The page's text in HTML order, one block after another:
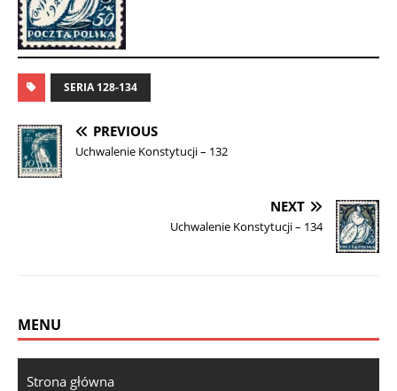
SERIA 128-134
PREVIOUS
Uchwalenie Konstytucji – 132
NEXT
Uchwalenie Konstytucji – 134
MENU
Strona główna